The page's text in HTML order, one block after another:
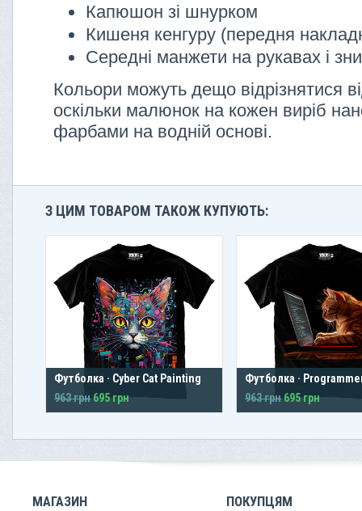
Капюшон зі шнурком
Кишеня кенгуру (передня
Середні манжети на рукавах і
Кольори можуть дещо відрізнятися
оскільки малюнок на кожен виріб
фарбами на водній основі.
З ЦИМ ТОВАРОМ ТАКОЖ КУПУЮТЬ:
Футболка · Cyber Cat Painting
963 грн 695 грн
Футболка ·
963 грн 695 грн
МАГАЗИН ПОКУПЦЯМ